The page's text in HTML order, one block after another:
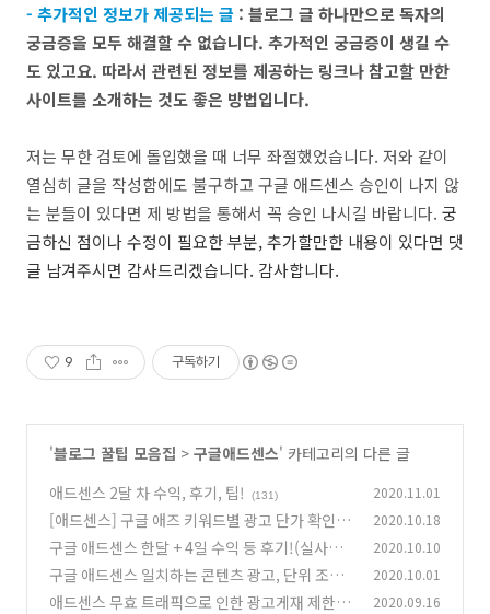
- 추가적인 정보가 제공되는 글 : 블로그 글 하나만으로 독자의
궁금증을 모두 해결할 수 없습니다. 추가적인 궁금증이 생길 수
도 있고요. 따라서 관련된 정보를 제공하는 링크나 참고할 만한
사이트를 소개하는 것도 좋은 방법입니다.
저는 무한 검토에 돌입했을 때 너무 좌절했었습니다. 저와 같이
열심히 글을 작성함에도 불구하고 구글 애드센스 승인이 나지 않
는 분들이 있다면 제 방법을 통해서 꼭 승인 나시길 바랍니다. 궁
금하신 점이나 수정이 필요한 부분, 추가할만한 내용이 있다면 댓
글 남겨주시면 감사드리겠습니다. 감사합니다.
9 구독하기
'블로그 꿀팁 모음집 > 구글애드센스' 카테고리의 다른 글
애드센스 2달 차 수익, 후기, 팁!
(131) 2020.11.01
[애드센스] 구글 애즈 키워드별 광고 단가 확인하
고 고수익을 향해! (90)
2020.10.18
구글 애드센스 한달 + 4일 수익 등 후기!(실사례)
(73)
2020.10.10
구글 애드센스 일치하는 콘텐츠 광고, 단위 조건!
(실사례)
(8)
2020.10.01
애드센스 무효 트래픽으로 인한 광고게재 제한 해
2020.09.16